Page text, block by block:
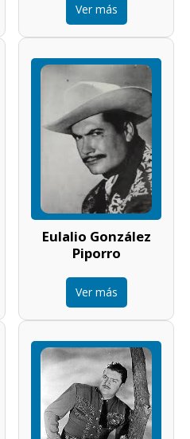
Ver más
Eulalio González
Piporro
Ver más